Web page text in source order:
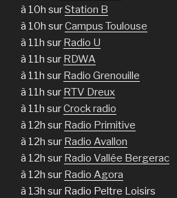
à 10h surStation B
à 10h surCampus Toulouse
à 11h sur Radio U
à 11h sur RDWA
à 11h sur Radio Grenouille
à 11h sur RTV Dreux
à 11h surCrock radio
à 12h sur Radio Primitive
à 12h sur Radio Avallon
à 12h sur Radio Vallée Bergerac
à 12h sur Radio Agora
à 13h sur Radio Peltre Loisirs